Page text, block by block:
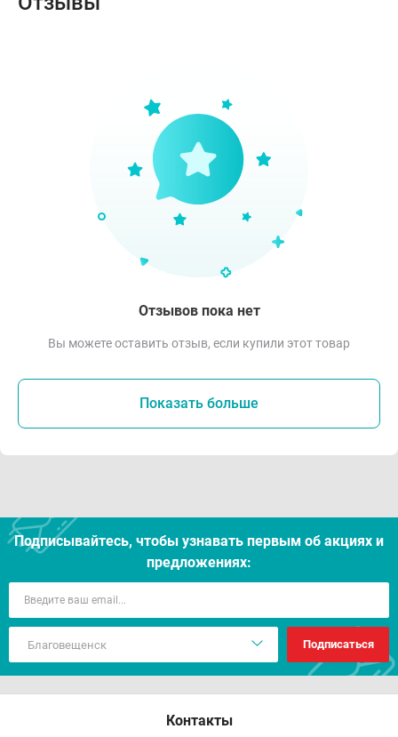
Отзывов пока нет
Вы можете оставить отзыв, если купили этот товар
Показать больше
Подписывайтесь, чтобы узнавать первым об акцияx и
предложениях:
Подписаться
Контакты